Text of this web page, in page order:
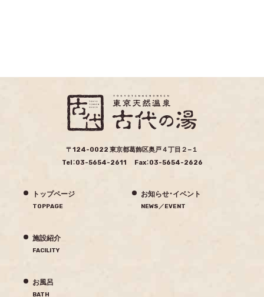
〒124-0022東京都葛飾区奥戸４丁目２−１
Tel：03-5654-2611 Fax：03-5654-2626
トップページ
TOPPAGE
施設紹介
FACILITY
お風呂
BATH
お知らせ・イベント
NEWS／EVENT